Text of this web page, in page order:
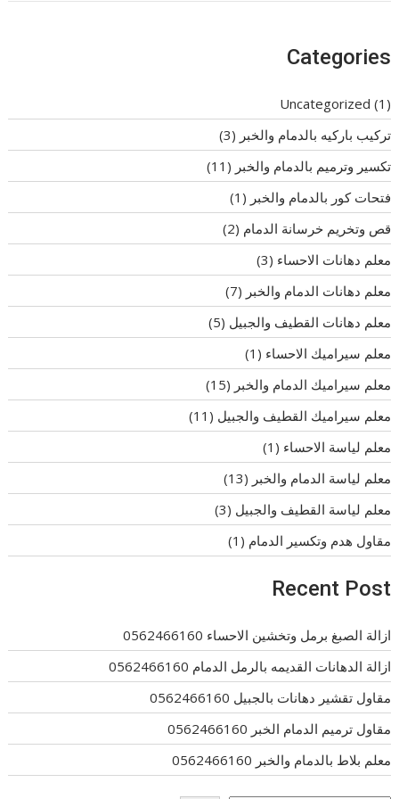
Categories
Uncategorized (1)
تركيب باركيه بالدمام والخبر (3)
تكسير وترميم بالدمام والخبر (11)
فتحات كور بالدمام والخبر (1)
قص وتخريم خرسانة الدمام (2)
معلم دهانات الاحساء (3)
معلم دهانات الدمام والخبر (7)
معلم دهانات القطيف والجبيل (5)
معلم سيراميك الاحساء (1)
معلم سيراميك الدمام والخبر (15)
معلم سيراميك القطيف والجبيل (11)
معلم لياسة الاحساء (1)
معلم لياسة الدمام والخبر (13)
معلم لياسة القطيف والجبيل (3)
مقاول هدم وتكسير الدمام (1)
Recent Post
ازالة الصبغ برمل وتخشين الاحساء 0562466160
ازالة الدهانات القديمه بالرمل الدمام 0562466160
مقاول تقشير دهانات بالجبيل 0562466160
مقاول ترميم الدمام الخبر 0562466160
معلم بلاط بالدمام والخبر 0562466160